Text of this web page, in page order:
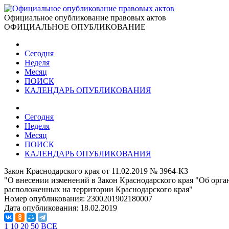
Официальное опубликование правовых актов
ОФИЦИАЛЬНОЕ ОПУБЛИКОВАНИЕ
Сегодня
Неделя
Месяц
ПОИСК
КАЛЕНДАРЬ ОПУБЛИКОВАНИЯ
Сегодня
Неделя
Месяц
ПОИСК
КАЛЕНДАРЬ ОПУБЛИКОВАНИЯ
Закон Краснодарского края от 11.02.2019 № 3964-КЗ
"О внесении изменений в Закон Краснодарского края "Об
расположенных на территории Краснодарского края"
Номер опубликования: 2300201902180007
Дата опубликования: 18.02.2019
1 10 20 50 ВСЕ